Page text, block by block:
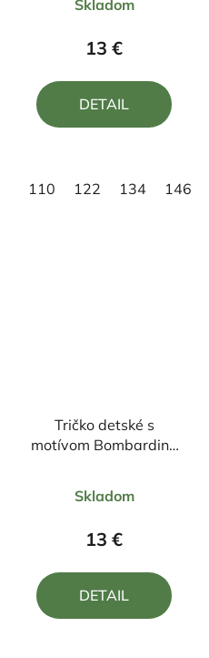
hodnotenie
produktu
z
Skladom
13 €
DETAIL
110 122 134 146
Tričko detské s
motívom Bombardino
hodnotenie
produktu
5,0
z
Skladom
13 €
DETAIL